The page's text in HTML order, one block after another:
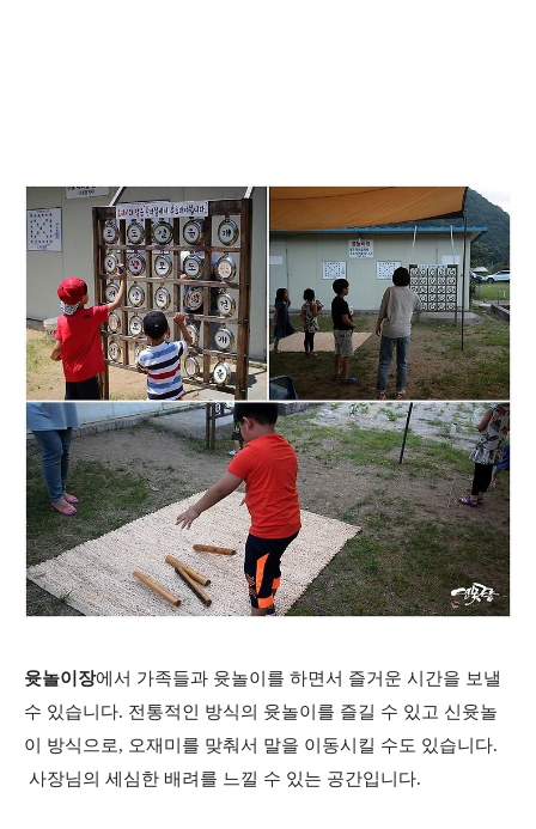
윳놀이장에서 가족들과 윳놀이를 하면서 즐거운 시간을 보낼
수 있습니다. 전통적인 방식의 윳놀이를 즐길 수 있고 신윳놀
이 방식으로, 오재미를 맞춰서 말을 이동시킬 수도 있습니다.
사장님의 세심한 배려를 느낄 수 있는 공간입니다.